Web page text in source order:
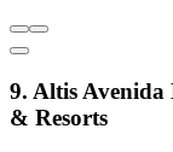
9. Altis Avenida
& Resorts